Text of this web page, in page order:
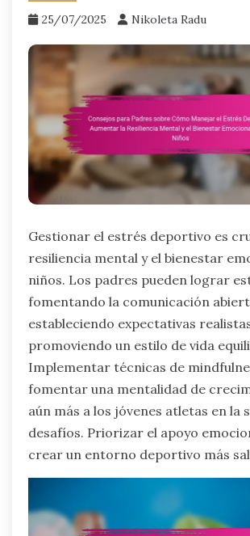
25/07/2025 Nikoleta Radu
Gestionar el estrés deportivo es
resiliencia mental y el bienestar
niños. Los padres pueden lograr
fomentando la comunicación
estableciendo expectativas
promoviendo un estilo de vida
Implementar técnicas de
fomentar una mentalidad de
aún más a los jóvenes atletas en la
desafíos. Priorizar el apoyo
crear un entorno deportivo más